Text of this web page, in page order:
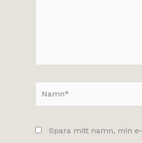
Spara mitt namn, min